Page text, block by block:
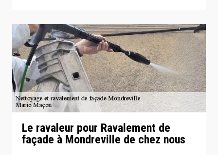
Le ravaleur pour Ravalement de
façade à Mondreville de chez nous